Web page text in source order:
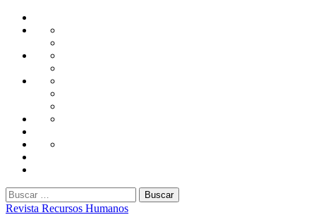
Saltar
Administración
Capacitación
Desarrollo
Gestión
Laborales
Selección
Buscar:
Revista Recursos Humanos